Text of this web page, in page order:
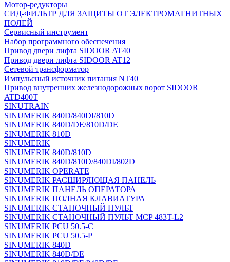
Мотор-редукторы
СИД-ФИЛЬТР ДЛЯ ЗАЩИТЫ ОТ ЭЛЕКТРОМАГНИТНЫХ
ПОЛЕЙ
Сервисный инструмент
Набор программного обеспечения
Привод двери лифта SIDOOR AT40
Привод двери лифта SIDOOR AT12
Сетевой трансформатор
Импульсный источник питания NT40
Привод внутренних железнодорожных ворот SIDOOR
ATD400T
SINUTRAIN
SINUMERIK 840D/840DI/810D
SINUMERIK 840D/DE/810D/DE
SINUMERIK 810D
SINUMERIK
SINUMERIK 840D/810D
SINUMERIK 840D/810D/840DI/802D
SINUMERIK OPERATE
SINUMERIK РАСШИРЯЮЩАЯ ПАНЕЛЬ
SINUMERIK ПАНЕЛЬ ОПЕРАТОРА
SINUMERIK ПОЛНАЯ КЛАВИАТУРА
SINUMERIK СТАНОЧНЫЙ ПУЛЬТ
SINUMERIK СТАНОЧНЫЙ ПУЛЬТ MCP 483T-L2
SINUMERIK PCU 50.5-C
SINUMERIK PCU 50.5-P
SINUMERIK 840D
SINUMERIK 840D/DE